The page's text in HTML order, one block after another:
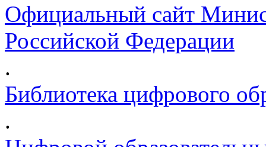
Официальный сайт
Российской Федерации
.
Библиотека цифрового
.